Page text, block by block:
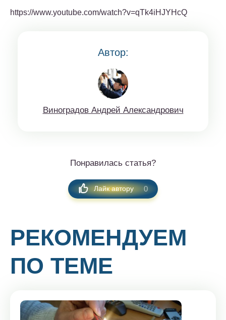
https://www.youtube.com/watch?v=qTk4iHJYHcQ
Автор:
Винoгрaдов Aндрeй Aлексaндрoвич
Понравилась статья?
Лайк автору 0
РЕКОМЕНДУЕМ
ПО ТЕМЕ